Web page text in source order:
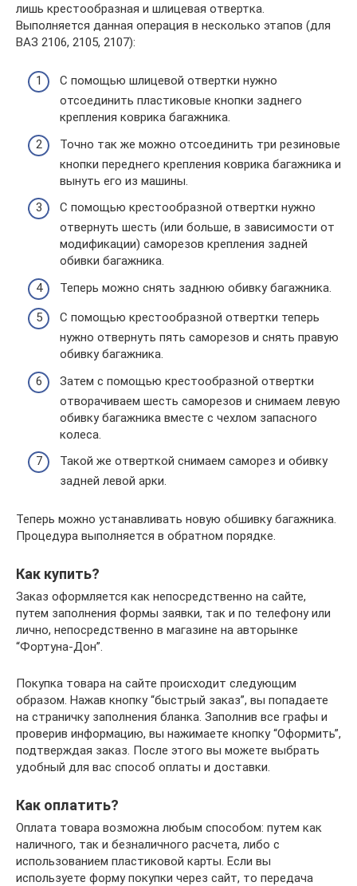
лишь крестообразная и шлицевая отвертка.
Выполняется данная операция в несколько этапов (для
ВАЗ 2106, 2105, 2107):
С помощью шлицевой отвертки нужно
отсоединить пластиковые кнопки заднего
крепления коврика багажника.
Точно так же можно отсоединить три резиновые
кнопки переднего крепления коврика багажника и
вынуть его из машины.
С помощью крестообразной отвертки нужно
отвернуть шесть (или больше, в зависимости от
модификации) саморезов крепления задней
обивки багажника.
Теперь можно снять заднюю обивку багажника.
С помощью крестообразной отвертки теперь
нужно отвернуть пять саморезов и снять правую
обивку багажника.
Затем с помощью крестообразной отвертки
отворачиваем шесть саморезов и снимаем левую
обивку багажника вместе с чехлом запасного
колеса.
Такой же отверткой снимаем саморез и обивку
задней левой арки.
Теперь можно устанавливать новую обшивку багажника.
Процедура выполняется в обратном порядке.
Как купить?
Заказ оформляется как непосредственно на сайте,
путем заполнения формы заявки, так и по телефону или
лично, непосредственно в магазине на авторынке
“Фортуна-Дон”.
Покупка товара на сайте происходит следующим
образом. Нажав кнопку “быстрый заказ”, вы попадаете
на страничку заполнения бланка. Заполнив все графы и
проверив информацию, вы нажимаете кнопку “Оформить”,
подтверждая заказ. После этого вы можете выбрать
удобный для вас способ оплаты и доставки.
Как оплатить?
Оплата товара возможна любым способом: путем как
наличного, так и безналичного расчета, либо с
использованием пластиковой карты. Если вы
используете форму покупки через сайт, то передача